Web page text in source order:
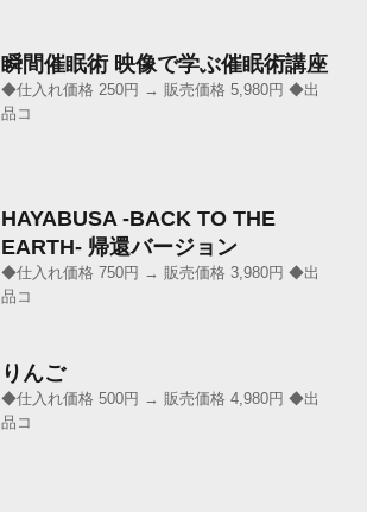
瞬間催眠術 映像で学ぶ催眠術講座
◆仕入れ価格 250円 → 販売価格 5,980円 ◆出
品コ
HAYABUSA -BACK TO THE
EARTH- 帰還バージョン
◆仕入れ価格 750円 → 販売価格 3,980円 ◆出
品コ
りんご
◆仕入れ価格 500円 → 販売価格 4,980円 ◆出
品コ